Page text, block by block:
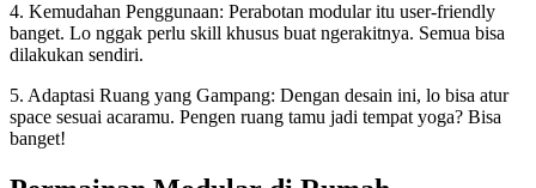
4. Kemudahan Penggunaan: Perabotan modular itu user-friendly
banget. Lo nggak perlu skill khusus buat ngerakitnya. Semua bisa
dilakukan sendiri.
5. Adaptasi Ruang yang Gampang: Dengan desain ini, lo bisa atur
space sesuai acaramu. Pengen ruang tamu jadi tempat yoga? Bisa
banget!